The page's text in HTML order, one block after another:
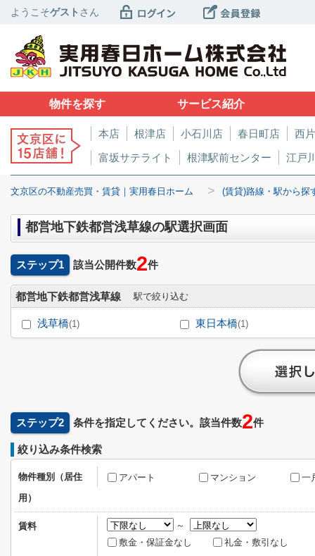
ようこそゲスト さん
物件を探す サービス紹介
本店 根津店 小石川店 春日町店
西
富坂サテライト
根津駅前センター 江戸
文京区の不動産売買・賃貸｜実用春日ホーム > (賃貸)路線・駅から探
都営地下鉄都営浅草線の駅選択画面
ステップ1 該当公開件数2件
都営地下鉄都営浅草線 駅で絞り込む
浅草橋(1) 東日本橋(1)
ステップ2 条件を指定してください。該当件数2件
絞り込み条件検索
物件種別（居住
用）
アパート マンション 一
賃料
～
敷金・保証金なし
礼金・敷引なし